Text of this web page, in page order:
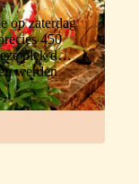
op zaterdag
450
plek de
werden